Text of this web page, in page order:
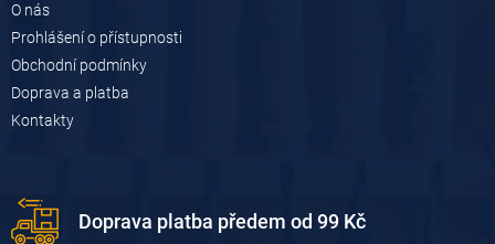
O nás
Prohlášení o přístupnosti
Obchodní podmínky
Doprava a platba
Kontakty
Doprava platba předem od 99 Kč